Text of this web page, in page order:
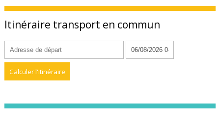
Itinéraire transport en commun